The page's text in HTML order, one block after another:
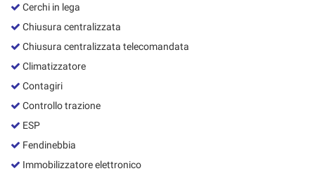
Cerchi in lega
Chiusura centralizzata
Chiusura centralizzata telecomandata
Climatizzatore
Contagiri
Controllo trazione
ESP
Fendinebbia
Immobilizzatore elettronico